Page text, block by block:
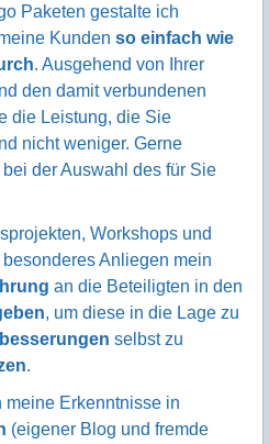
Paketen gestalte ich
Kundenso einfach wie
. Ausgehend von Ihrer
den damit verbundenen
die Leistung, die Sie
nicht weniger. Gerne
der Auswahl des für Sie
Workshops und
Anliegen mein
an die Beteiligten in den
, um diese in die Lage zu
selbst zu
.
meine Erkenntnisse in
(eigener Blog und fremde